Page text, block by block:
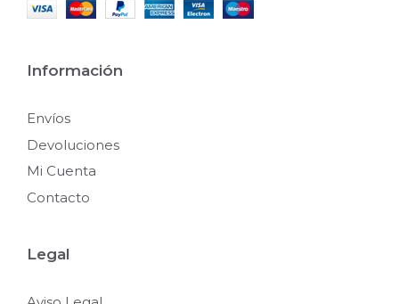
Información
Envíos
Devoluciones
Mi Cuenta
Contacto
Legal